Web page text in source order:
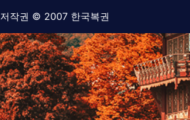
저작권 © 2007 한국복권